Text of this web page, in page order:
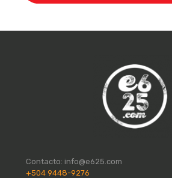
Contacto: info@e625.com
+504 9448-9276